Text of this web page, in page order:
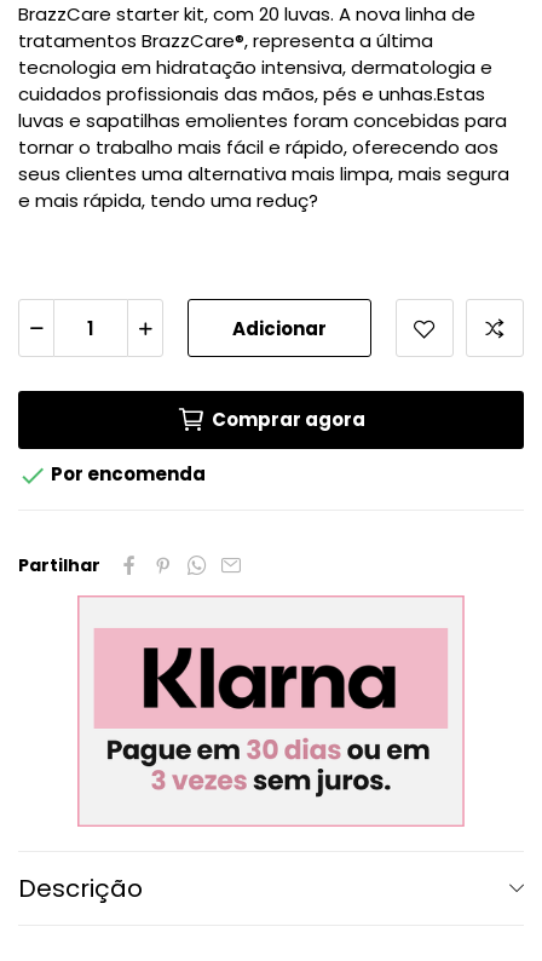
BrazzCare starter kit, com 20 luvas. A nova linha de
tratamentos BrazzCare®, representa a última
tecnologia em hidratação intensiva, dermatologia e
cuidados profissionais das mãos, pés e unhas.Estas
luvas e sapatilhas emolientes foram concebidas para
tornar o trabalho mais fácil e rápido, oferecendo aos
seus clientes uma alternativa mais limpa, mais segura
e mais rápida, tendo uma reduç?
Adicionar
Comprar agora
 Por encomenda
Partilhar
Descrição